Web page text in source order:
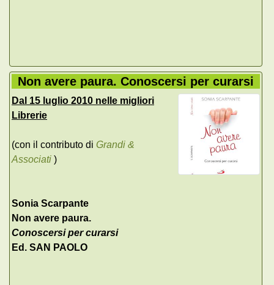
Non avere paura. Conoscersi per curarsi
Dal 15 luglio 2010 nelle migliori
Librerie
(con il contributo di Grandi &
Associati )
Sonia Scarpante
Non avere paura.
Conoscersi per curarsi
Ed. SAN PAOLO